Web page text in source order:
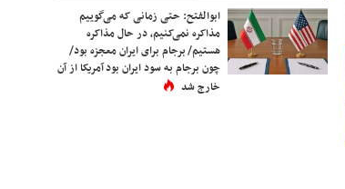
ابوالفتح: حتی زمانی که می‌گوییم
مذاکره نمی‌کنیم، در حال مذاکره
هستیم/ برجام برای ایران معجزه بود/
چون برجام به سود ایران بود آمریکا از آن
خارج شد